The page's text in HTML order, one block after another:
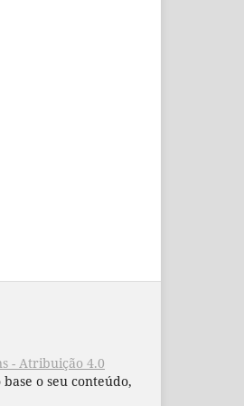
- Atribuição 4.0
o seu conteúdo,